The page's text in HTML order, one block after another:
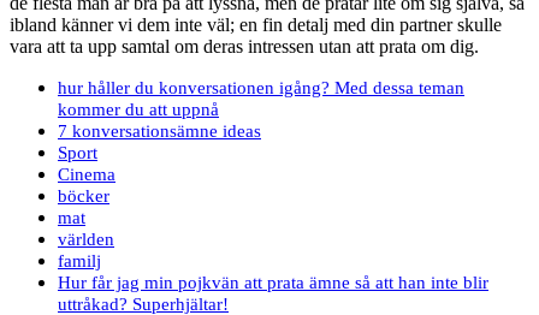
ibland känner vi dem inte väl; en fin detalj med din partner skulle
vara att ta upp samtal om deras intressen utan att prata om dig.
hur håller du konversationen igång? Med dessa teman
kommer du att uppnå
7 konversationsämne ideas
Sport
Cinema
böcker
mat
världen
familj
Hur får jag min pojkvän att prata ämne så att han inte blir
uttråkad? Superhjältar!